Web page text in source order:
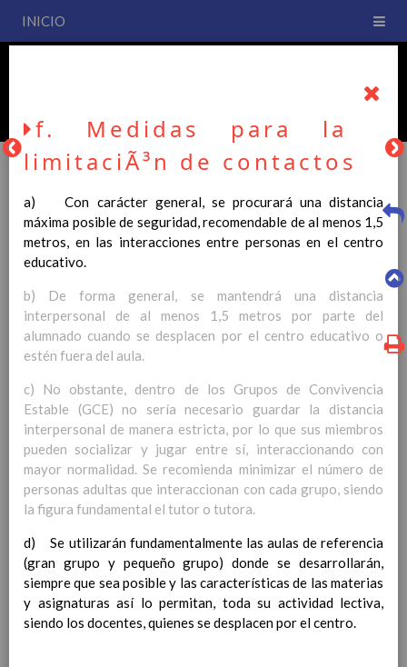
INICIO
PLAN DE CENTRO
La entrada en vigor del Real Decreto 126/2014, de 28 de
febrero, por el que se establece el currículo básico de la
Educación Primaria, se ha hecho necesario la revisión y
adecuación de nuestro Plan de Centro a esta normativa, el cual
usted podrá consultar desde este sitio web.
Esperamos que sea de su interés.
Contenido
IntroducciÃ³n
AnÃ¡lisis del Contexto
Proyecto Educativo
Objetivos propios para la mejora del rendimiento
escolar
LÃ­neas generales de actuaciÃ³n pedagÃ³gica
CoordinaciÃ³n y concreciÃ³n de los contenidos
curriculares, asÃ­ como el tratamiento transversal
f. Medidas para la
limitaciÃ³n de contactos
a) Con carácter general, se procurará una distancia
máxima posible de seguridad, recomendable de al menos 1,5
metros, en las interacciones entre personas en el centro
educativo.
b) De forma general, se mantendrá una distancia
interpersonal de al menos 1,5 metros por parte del
alumnado cuando se desplacen por el centro educativo o
estén fuera del aula.
c) No obstante, dentro de los Grupos de Convivencia
Estable (GCE) no sería necesario guardar la distancia
interpersonal de manera estricta, por lo que sus miembros
pueden socializar y jugar entre sí, interaccionando con
mayor normalidad. Se recomienda minimizar el número de
personas adultas que interaccionan con cada grupo, siendo
la figura fundamental el tutor o tutora.
d) Se utilizarán fundamentalmente las aulas de referencia
(gran grupo y pequeño grupo) donde se desarrollarán,
siempre que sea posible y las características de las materias
y asignaturas así lo permitan, toda su actividad lectiva,
siendo los docentes, quienes se desplacen por el centro.